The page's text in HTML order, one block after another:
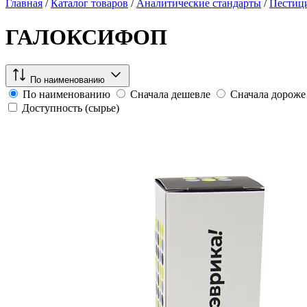
Главная / Каталог товаров / Аналитические стандарты /
ГАЛОКСИФОП
По наименованию
По наименованию Сначала дешевле
Сначала дороже
Доступность (сырье)